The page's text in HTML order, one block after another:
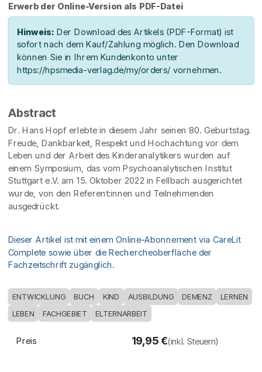
Erwerb der Online-Version als PDF-Datei
Hinweis: Der Download des Artikels (PDF-Format) ist
sofort nach dem Kauf/Zahlung möglich. Den Download
können Sie in Ihrem Kundenkonto unter
https://hpsmedia-verlag.de/my/orders/ vornehmen.
Abstract
Dr. Hans Hopf erlebte in diesem Jahr seinen 80. Geburtstag.
Freude, Dankbarkeit, Respekt und Hochachtung vor dem
Leben und der Arbeit des Kinderanalytikers wurden auf
einem Symposium, das vom Psychoanalytischen Institut
Stuttgart e.V. am 15. Oktober 2022 in Fellbach ausgerichtet
wurde, von den Referent:innen und Teilnehmenden
ausgedrückt.
Dieser Artikel ist mit einem Online-Abonnement via CareLit
Complete sowie über die Rechercheoberfläche der
Fachzeitschrift zugänglich.
ENTWICKLUNG BUCH KIND AUSBILDUNG DEMENZ LERNEN
LEBEN FACHGEBIET ELTERNARBEIT
Preis 19,95€(inkl. Steuern)